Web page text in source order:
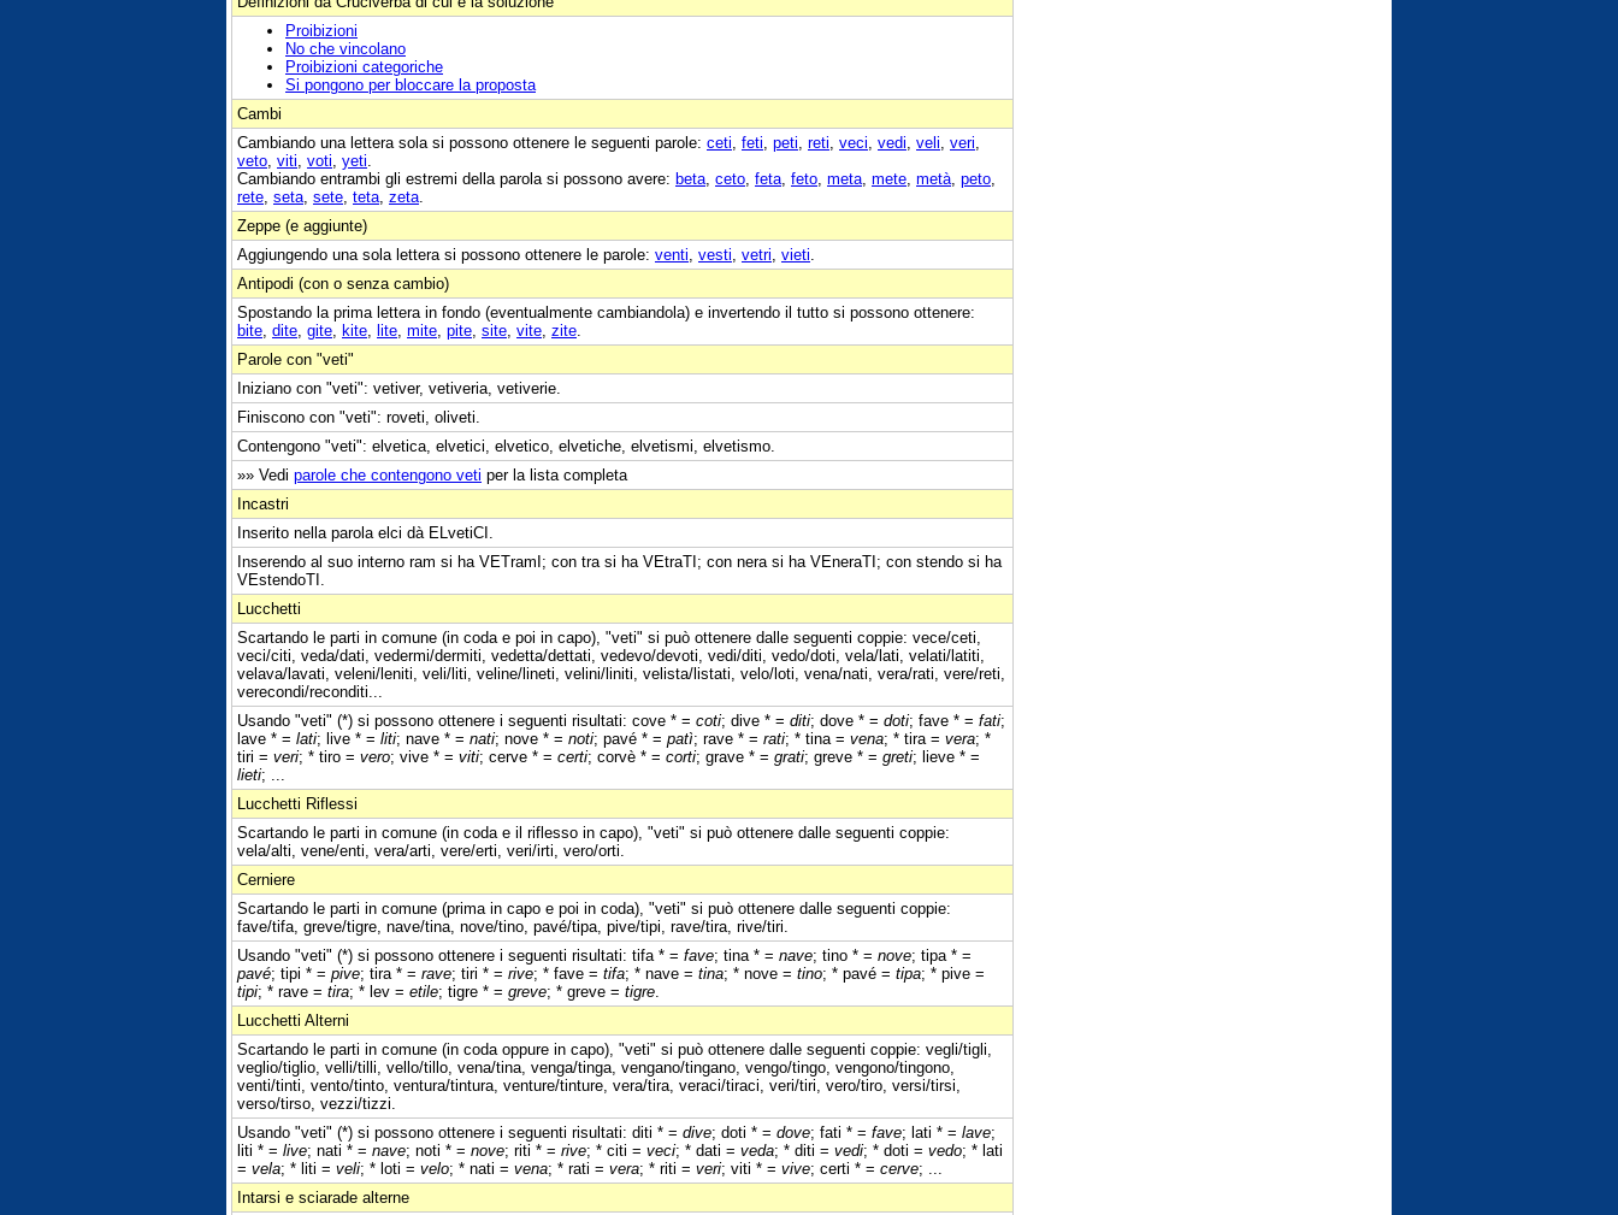
Proibizioni
No che vincolano
Proibizioni categoriche
Si pongono per bloccare la proposta
Cambi
Cambiando una lettera sola si possono ottenere le seguenti parole: ceti feti peti reti veci vedi veli veri
veto viti voti yeti
Cambiando entrambi gli estremi della parola si possono avere: beta ceto feta feto meta mete metà peto
rete seta sete teta zeta
Zeppe (e aggiunte)
Aggiungendo una sola lettera si possono ottenere le parole: venti vesti vetri vieti
Antipodi (con o senza cambio)
Spostando la prima lettera in fondo (eventualmente cambiandola) e invertendo il tutto si possono ottenere:
bite dite gite kite lite mite pite site vite zite
Parole con "veti"
Iniziano con "veti": vetiver, vetiveria, vetiverie.
Finiscono con "veti": roveti, oliveti.
Contengono "veti": elvetica, elvetici, elvetico, elvetiche, elvetismi, elvetismo.
»» Vedi parole che contengono veti per la lista completa
Incastri
Inserito nella parola elci dà ELvetiCI.
Inserendo al suo interno ram si ha VETramI; con tra si ha VEtraTI; con nera si ha VEneraTI; con stendo si ha
VEstendoTI.
Lucchetti
Scartando le parti in comune (in coda e poi in capo), "veti" si può ottenere dalle seguenti coppie: vece/ceti,
veci/citi, veda/dati, vedermi/dermiti, vedetta/dettati, vedevo/devoti, vedi/diti, vedo/doti, vela/lati, velati/latiti,
velava/lavati, veleni/leniti, veli/liti, veline/lineti, velini/liniti, velista/listati, velo/loti, vena/nati, vera/rati, vere/reti,
verecondi/reconditi...
Usando "veti" (*) si possono ottenere i seguenti risultati: cove * = coti; dive * = diti; dove * = doti; fave * = fati;
lave * = lati; live * = liti; nave * = nati; nove * = noti; pavé * = patì; rave * = rati; * tina = vena; * tira = vera; *
tiri = veri; * tiro = vero; vive * = viti; cerve * = certi; corvè * = corti; grave * = grati; greve * = greti; lieve * =
lieti; ...
Lucchetti Riflessi
Scartando le parti in comune (in coda e il riflesso in capo), "veti" si può ottenere dalle seguenti coppie:
vela/alti, vene/enti, vera/arti, vere/erti, veri/irti, vero/orti.
Cerniere
Scartando le parti in comune (prima in capo e poi in coda), "veti" si può ottenere dalle seguenti coppie:
fave/tifa, greve/tigre, nave/tina, nove/tino, pavé/tipa, pive/tipi, rave/tira, rive/tiri.
Usando "veti" (*) si possono ottenere i seguenti risultati: tifa * = fave; tina * = nave; tino * = nove; tipa * =
pavé; tipi * = pive; tira * = rave; tiri * = rive; * fave = tifa; * nave = tina; * nove = tino; * pavé = tipa; * pive =
tipi; * rave = tira; * lev = etile; tigre * = greve; * greve = tigre
Lucchetti Alterni
Scartando le parti in comune (in coda oppure in capo), "veti" si può ottenere dalle seguenti coppie: vegli/tigli,
veglio/tiglio, velli/tilli, vello/tillo, vena/tina, venga/tinga, vengano/tingano, vengo/tingo, vengono/tingono,
venti/tinti, vento/tinto, ventura/tintura, venture/tinture, vera/tira, veraci/tiraci, veri/tiri, vero/tiro, versi/tirsi,
verso/tirso, vezzi/tizzi.
Usando "veti" (*) si possono ottenere i seguenti risultati: diti * = dive; doti * = dove; fati * = fave; lati * = lave;
liti * = live; nati * = nave; noti * = nove; riti * = rive; * citi = veci; * dati = veda; * diti = vedi; * doti = vedo; * lati
= vela; * liti = veli; * loti = velo; * nati = vena; * rati = vera; * riti = veri; viti * = vive; certi * = cerve; ...
Intarsi e sciarade alterne